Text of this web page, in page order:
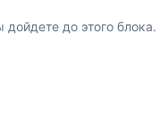
дойдете до этого блока.